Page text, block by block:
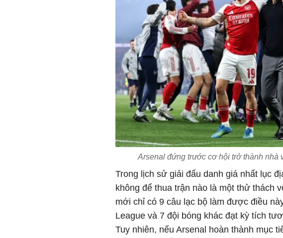
Arsenal đứng trước cơ hội trở thành nhà
Trong lịch sử giải đấu danh giá nhất lục
không để thua trận nào là một thử thách
mới chỉ có 9 câu lạc bộ làm được điều
League và 7 đội bóng khác đạt kỳ tích
Tuy nhiên, nếu Arsenal hoàn thành mục